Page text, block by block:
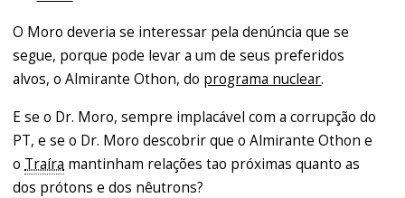
O Moro deveria se interessar pela denúncia que se
segue, porque pode levar a um de seus preferidos
alvos, o Almirante Othon, do programa nuclear.
E se o Dr. Moro, sempre implacável com a corrupção do
PT, e se o Dr. Moro descobrir que o Almirante Othon e
o Traíra mantinham relações tao próximas quanto as
dos prótons e dos nêutrons?